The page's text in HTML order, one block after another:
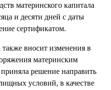
материнского капитала
и десяти дней с даты
сертификатом.
вносит изменения в
материнским
решение направить
условий, в качестве